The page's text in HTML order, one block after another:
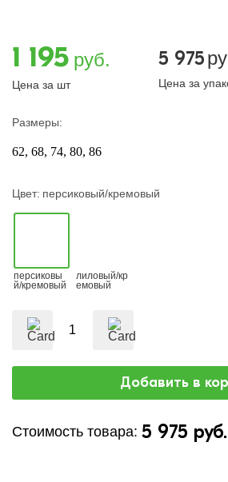
1 195 руб.
Цена за шт
5 975
Цена за
Размеры:
62 68 74 80 86
Цвет: персиковый/кремовый
персиковы
й/кремовый
лиловый/кр
емовый
Стоимость товара: 5 975 руб.